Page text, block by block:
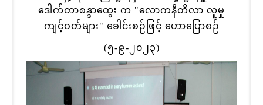
ဒေါက်တာစန္ဒာထွေး က "လောကနီတိလာ လူမှု
ကျင့်ဝတ်များ" ခေါင်းစဉ်ဖြင့် ဟောပြောစဉ်
(၅-၉-၂၀၂၃)